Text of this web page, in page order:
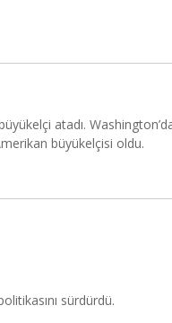
atadı.
büyükelçisi oldu.
sürdürdü.